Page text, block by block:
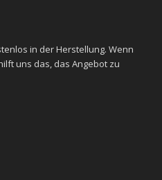
in der Herstellung. Wenn
uns das, das Angebot zu